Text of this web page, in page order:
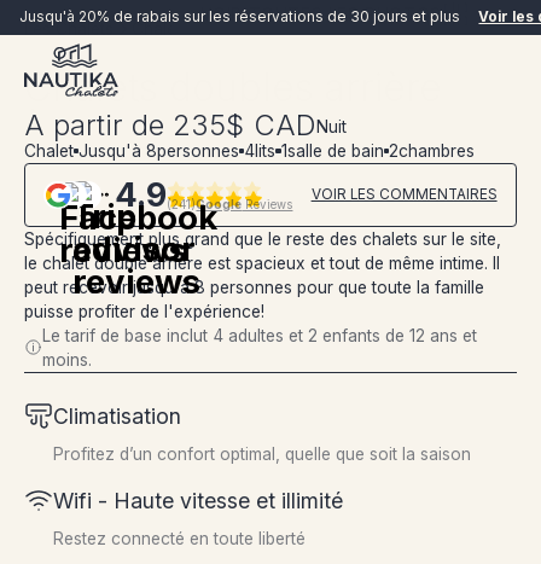
Jusqu'à 20% de rabais sur les réservations de 30 jours et plus Voir les
RÉSERVER MAINTENANT
Les Chalets
VOIR TOUTES LES PHOTOS
VOIR TOUTES LES PHOTOS
Chalets doubles arrière
À partir de 235$ CAD Nuit
Chalet Jusqu'à 8personnes 4lits 1salle de bain 2chambres
4.9(241)Google Reviews
VOIR LES COMMENTAIRES
Spécifiquement plus grand que le reste des chalets sur le site,
le chalet double arrière est spacieux et tout de même intime. Il
peut recevoir jusqu'à 8 personnes pour que toute la famille
puisse profiter de l'expérience!
Le tarif de base inclut 4 adultes et 2 enfants de 12 ans et
moins.
Climatisation
Profitez d’un confort optimal, quelle que soit la saison
Wifi - Haute vitesse et illimité
Restez connecté en toute liberté